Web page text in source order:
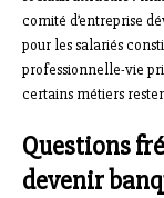
comité d’entreprise
pour les salariés
professionnelle-vie
certains métiers
Questions
devenir